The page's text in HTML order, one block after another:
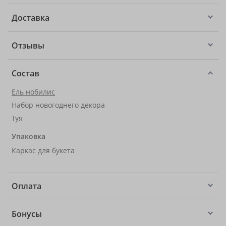
Доставка
Отзывы
Состав
Ель нобилис
Набор новогоднего декора
Туя
Упаковка
Каркас для букета
Оплата
Бонусы